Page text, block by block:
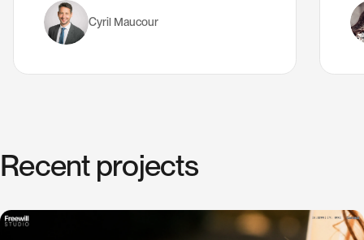
Cyril Maucour
Recent projects